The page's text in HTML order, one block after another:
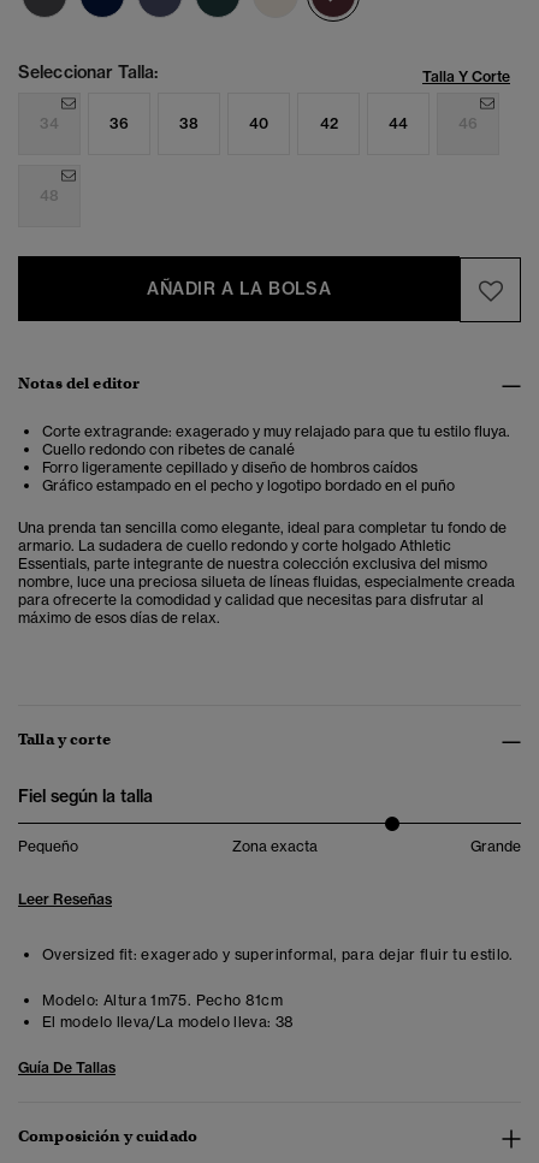
Seleccionar Talla: Talla Y Corte
34 36 38 40 42 44 46
48
AÑADIR A LA BOLSA
Notas del editor
Corte extragrande: exagerado y muy relajado para que tu estilo fluya.
Cuello redondo con ribetes de canalé
Forro ligeramente cepillado y diseño de hombros caídos
Gráfico estampado en el pecho y logotipo bordado en el puño
Una prenda tan sencilla como elegante, ideal para completar tu fondo de
armario. La sudadera de cuello redondo y corte holgado Athletic
Essentials, parte integrante de nuestra colección exclusiva del mismo
nombre, luce una preciosa silueta de líneas fluidas, especialmente creada
para ofrecerte la comodidad y calidad que necesitas para disfrutar al
máximo de esos días de relax.
Talla y corte
Fiel según la talla
Pequeño Zona exacta Grande
Leer Reseñas
Oversized fit: exagerado y superinformal, para dejar fluir tu estilo.
Modelo: Altura 1m75. Pecho 81cm
El modelo lleva/La modelo lleva: 38
Guía De Tallas
Composición y cuidado